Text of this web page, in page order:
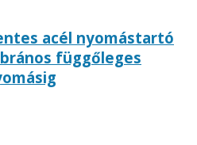
acél nyomástartó
függőleges